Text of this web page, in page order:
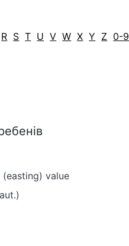
R S T U V W X Y Z 0-9
value